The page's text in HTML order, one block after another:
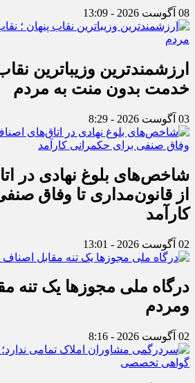
08 آگوست 2026 - 13:09
ارزشمندترین وزیباترین
خدمت بدون منت به مردم
03 آگوست 2026 - 8:29
شاخص‌های بلوغ نهادی در
از قانون‌مداری تا وفاق
کارآمد
02 آگوست 2026 - 13:01
درگاه ملی مجوزها یک تنه
ومردم
02 آگوست 2026 - 8:16